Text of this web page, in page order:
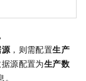
，则需配置生产
源配置为生产数